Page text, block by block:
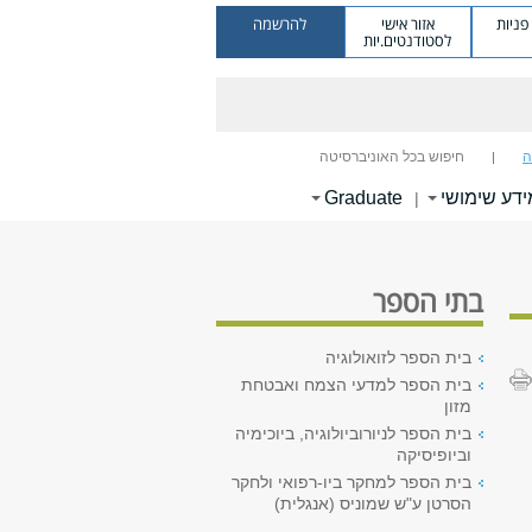
אזור אישי
לסטודנטים.יות
להרשמה
חיפוש בכל האוניברסיטה
שימושי |
Graduate
בתי הספר
בית הספר לזואולוגיה
בית הספר למדעי הצמח ואבטחת
מזון
בית הספר לניורוביולוגיה, ביוכימיה
וביופיסיקה
בית הספר למחקר ביו-רפואי ולחקר
הסרטן ע"ש שמוניס (אנגלית)